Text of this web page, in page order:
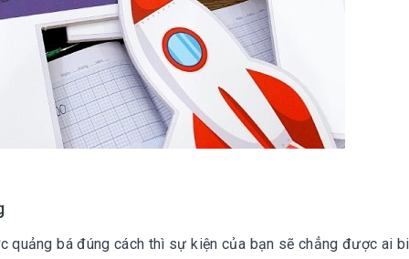
quảng bá đúng cách thì sự kiện của bạn sẽ chẳng được ai